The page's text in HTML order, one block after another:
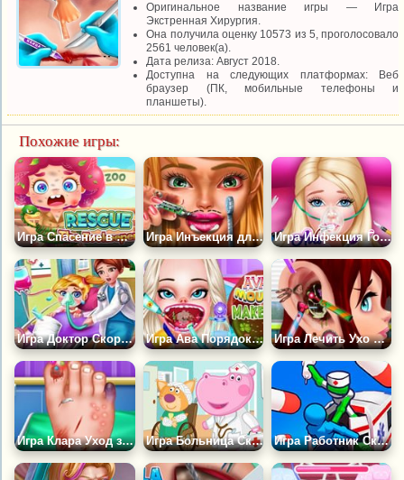
Оригинальное название игры — Игра
Экстренная Хирургия.
Она получила оценку 10573 из 5, проголосовало
2561 человек(а).
Дата релиза: Август 2018.
Доступна на следующих платформах: Веб
браузер (ПК, мобильные телефоны и
планшеты).
Похожие игры:
Игра Спасение в Зоопарке Игра Инъекция для Губ Динь-Динь Игра Инфекция Горла Авы
Игра Доктор Скорой Помощи 911 Игра Ава Порядок во Рту Игра Лечить Ухо в Больнице
Игра Клара Уход за Ногами Игра Больница Скорой Помощи: Бегемот Доктор Игра Работник Скорой Помощи